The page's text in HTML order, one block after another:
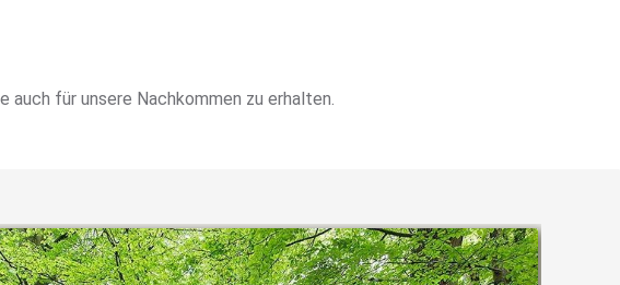
auch für unsere Nachkommen zu erhalten.